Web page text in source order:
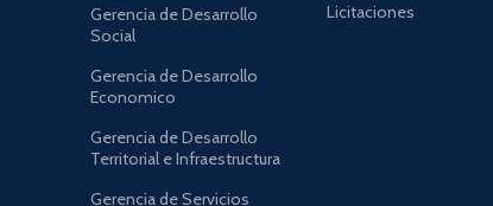
Gerencia de Desarrollo
Social
Gerencia de Desarrollo
Economico
Gerencia de Desarrollo
Territorial e Infraestructura
Gerencia de Servicios
Licitaciones